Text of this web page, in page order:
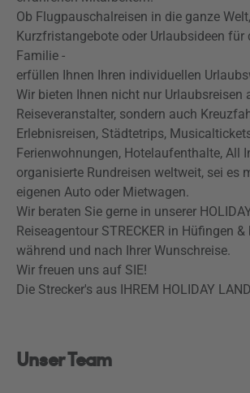
Ob Flugpauschalreisen in die ganze
Kurzfristangebote oder Urlaubsideen für
Familie -
erfüllen Ihnen Ihren individuellen
Wir bieten Ihnen nicht nur Urlaubsreisen
Reiseveranstalter, sondern auch
Erlebnisreisen, Städtetrips,
Ferienwohnungen, Hotelaufenthalte, All
organisierte Rundreisen weltweit, sei es
eigenen Auto oder Mietwagen.
Wir beraten Sie gerne in unserer
Reiseagentour STRECKER in Hüfingen
während und nach Ihrer Wunschreise.
Wir freuen uns auf SIE!
Die Strecker's aus IHREM HOLIDAY
Unser Team